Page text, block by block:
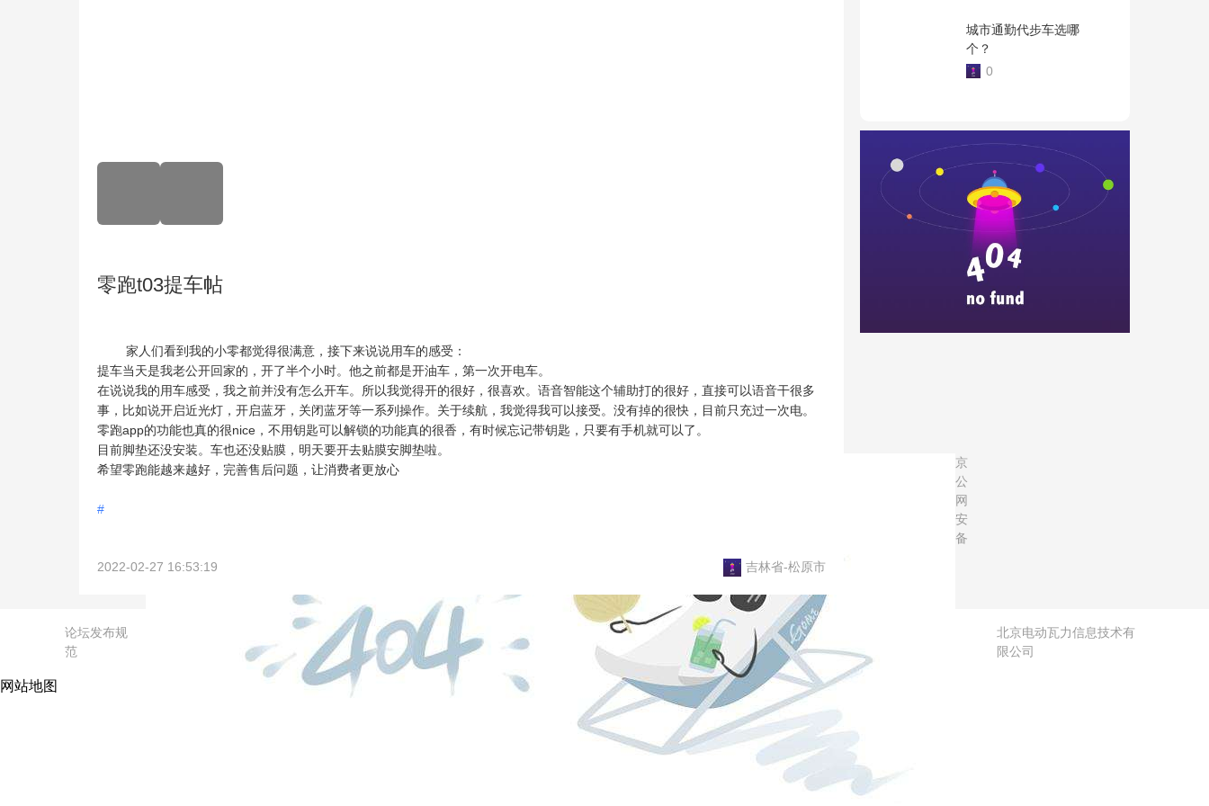
零跑t03提车帖
提车当天是我老公开回家的，开了半个小时。他之前都是开油车，第一次开电车。
在说说我的用车感受，我之前并没有怎么开车。所以我觉得开的很好，很喜欢。语音智能这个辅助打的很好，直接可以语音干很多
事，比如说开启近光灯，开启蓝牙，关闭蓝牙等一系列操作。关于续航，我觉得我可以接受。没有掉的很快，目前只充过一次电。
零跑app的功能也真的很nice，不用钥匙可以解锁的功能真的很香，有时候忘记带钥匙，只要有手机就可以了。
目前脚垫还没安装。车也还没贴膜，明天要开去贴膜安脚垫啦。
希望零跑能越来越好，完善售后问题，让消费者更放心
#
2022-02-27 16:53:19 吉林省-松原市
城市通勤代步车选哪
个？
0
论坛发布规
范
京
公
网
安
备
北京电动瓦力信息技术有
限公司
网站地图